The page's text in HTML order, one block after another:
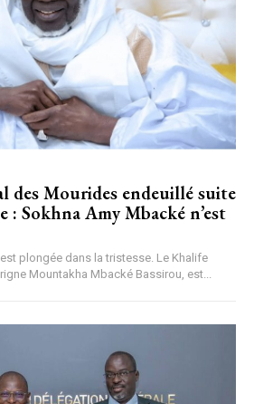
des Mourides endeuillé suite
: Sokhna Amy Mbacké n’est
plongée dans la tristesse. Le Khalife
Mountakha Mbacké Bassirou, est...